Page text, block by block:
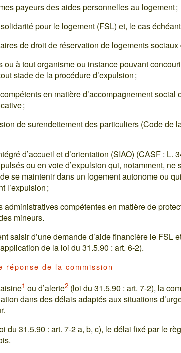
payeurs des aides personnelles au logement ;
pour le logement (FSL) et, le cas
de droit de réservation de logements sociaux
ou à tout organisme ou instance pouvant
stade de la procédure d’expulsion ;
en matière d’accompagnement social
;
de surendettement des particuliers (Code de
d’accueil et d’orientation (SIAO) (CASF : L.
ou en voie d’expulsion qui, notamment, ne
se maintenir dans un logement autonome ou
l’expulsion ;
administratives compétentes en matière de
mineurs.
saisir d’une demande d’aide financière le FSL
de la loi du 31.5.90 : art. 6-2).
réponse de la commission
1 ou d’alerte2 (loi du 31.5.90 : art. 7-2), la
dans des délais adaptés aux situations
du 31.5.90 : art. 7-2 a, b, c), le délai fixé par le